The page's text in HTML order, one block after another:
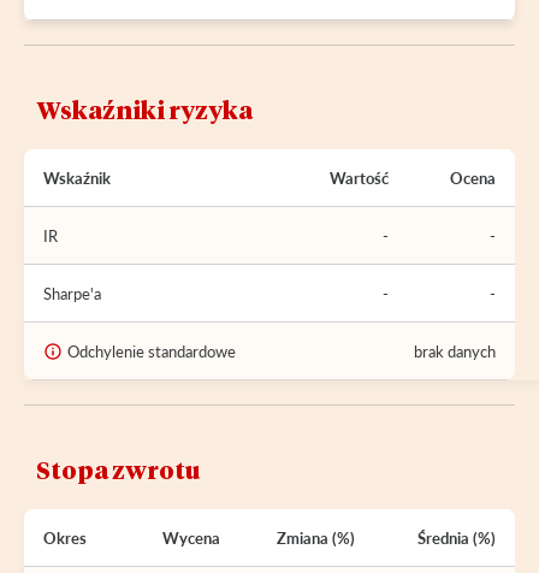
Wskaźniki ryzyka
Wskaźnik Wartość Ocena
IR - -
Sharpe'a - -
Odchylenie standardowe brak danych
Stopa zwrotu
Okres Wycena Zmiana (%) Średnia (%)